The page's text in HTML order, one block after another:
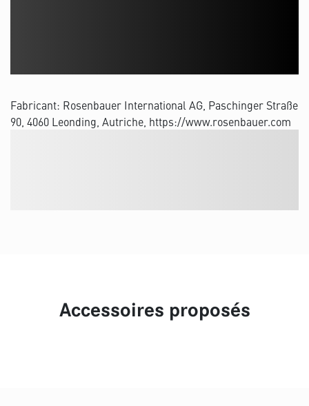
Fabricant: Rosenbauer International AG, Paschinger Straße
90, 4060 Leonding, Autriche, https://www.rosenbauer.com
Accessoires proposés